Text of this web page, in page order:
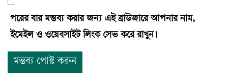
পরের বার মন্তব্য করার জন্য এই ব্রাউজারে আপনার নাম,
ইমেইল ও ওয়েবসাইট লিংক সেভ করে রাখুন।